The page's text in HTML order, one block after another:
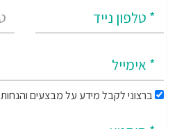
ברצוני לקבל מידע על מבצעים והנחות